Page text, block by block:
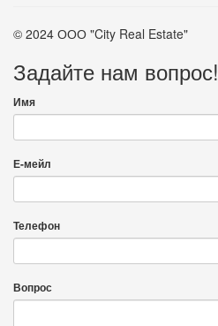
© 2024 ООО "City Real Estate"
Задайте нам вопрос!
Имя
Е-мейл
Телефон
Вопрос